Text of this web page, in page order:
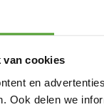
van cookies
en
Ook delen we
error!